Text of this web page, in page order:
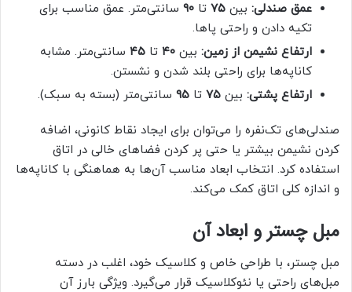
عمق صندلی: بین ۷۵ تا ۹۰ سانتی‌متر. عمق مناسب برای
تکیه دادن و راحتی پاها.
ارتفاع نشیمن از زمین: بین ۴۰ تا ۴۵ سانتی‌متر. مشابه
کاناپه‌ها برای راحتی بلند شدن و نشستن.
ارتفاع پشتی: بین ۷۵ تا ۹۵ سانتی‌متر (بسته به سبک).
صندلی‌های تک‌نفره را می‌توان برای ایجاد نقاط کانونی، اضافه
کردن نشیمن بیشتر یا حتی پر کردن فضاهای خالی در اتاق
استفاده کرد. انتخاب ابعاد مناسب آن‌ها به هماهنگی با کاناپه‌ها
و اندازه کلی اتاق کمک می‌کند.
مبل چستر و ابعاد آن
مبل چستر، با طراحی خاص و کلاسیک خود، اغلب در دسته
مبل‌های راحتی یا نئوکلاسیک قرار می‌گیرد. ویژگی بارز آن